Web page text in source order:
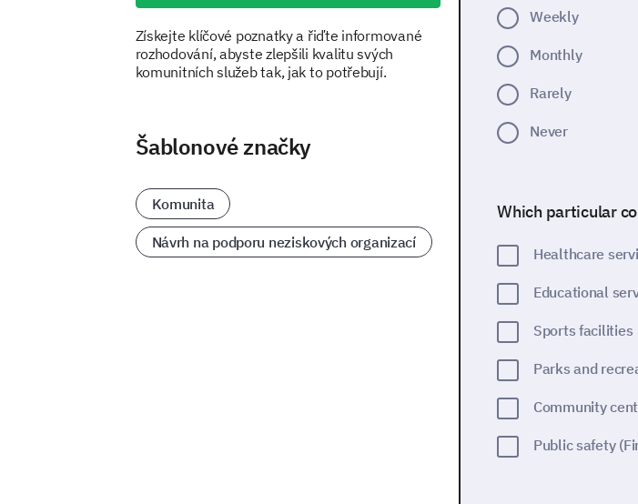
Získejte klíčové poznatky a řiďte informované
rozhodování, abyste zlepšili kvalitu svých
komunitních služeb tak, jak to potřebují.
Šablonové značky
Komunita
Návrh na podporu neziskových organizací
Weekly
Monthly
Rarely
Never
Which particular
Healthcare
Educational
Sports facilities
Parks and
Community
Public safety